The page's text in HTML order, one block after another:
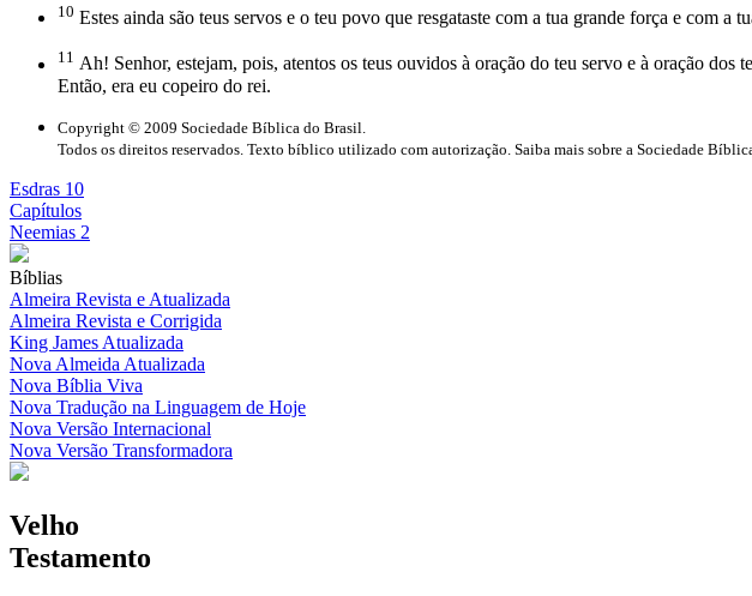
10 Estes ainda são teus servos e o teu povo que resgataste com a tua grande força e com a
11 Ah! Senhor, estejam, pois, atentos os teus ouvidos à oração do teu servo e à oração dos
Então, era eu copeiro do rei.
Copyright © 2009 Sociedade Bíblica do Brasil.
Todos os direitos reservados. Texto bíblico utilizado com autorização. Saiba mais sobre a Sociedade
Esdras 10
Capítulos
Neemias 2
Bíblias
Almeira Revista e Atualizada
Almeira Revista e Corrigida
King James Atualizada
Nova Almeida Atualizada
Nova Bíblia Viva
Nova Tradução na Linguagem de Hoje
Nova Versão Internacional
Nova Versão Transformadora
Velho
Testamento